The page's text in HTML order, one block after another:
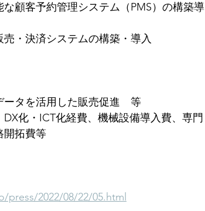
顧客予約管理システム（PMS）の構築導
・決済システムの構築・導入
タを活用した販売促進　等
化・ICT化経費、機械設備導入費、専門
開拓費等
2022/08/22/05.html